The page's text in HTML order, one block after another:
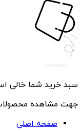
سبد خرید شما خالی
جهت مشاهده
صفحه اصلی